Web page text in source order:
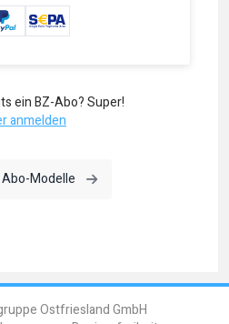
ein BZ-Abo? Super!
anmelden
Modelle
Ostfriesland GmbH